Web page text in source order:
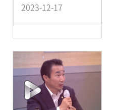
2023-12-17